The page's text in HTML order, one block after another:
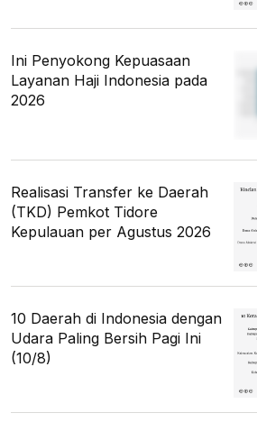
Ini Penyokong Kepuasaan
Layanan Haji Indonesia pada
2026
Realisasi Transfer ke Daerah
(TKD) Pemkot Tidore
Kepulauan per Agustus 2026
10 Daerah di Indonesia dengan
Udara Paling Bersih Pagi Ini
(10/8)